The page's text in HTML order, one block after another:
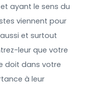
ayant le sens du
viennent pour
et surtout
leur que votre
doit dans votre
à leur